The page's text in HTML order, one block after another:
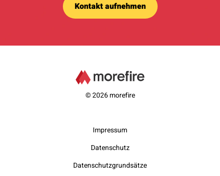
Kontakt aufnehmen
© 2026 morefire
Impressum
Datenschutz
Datenschutzgrundsätze